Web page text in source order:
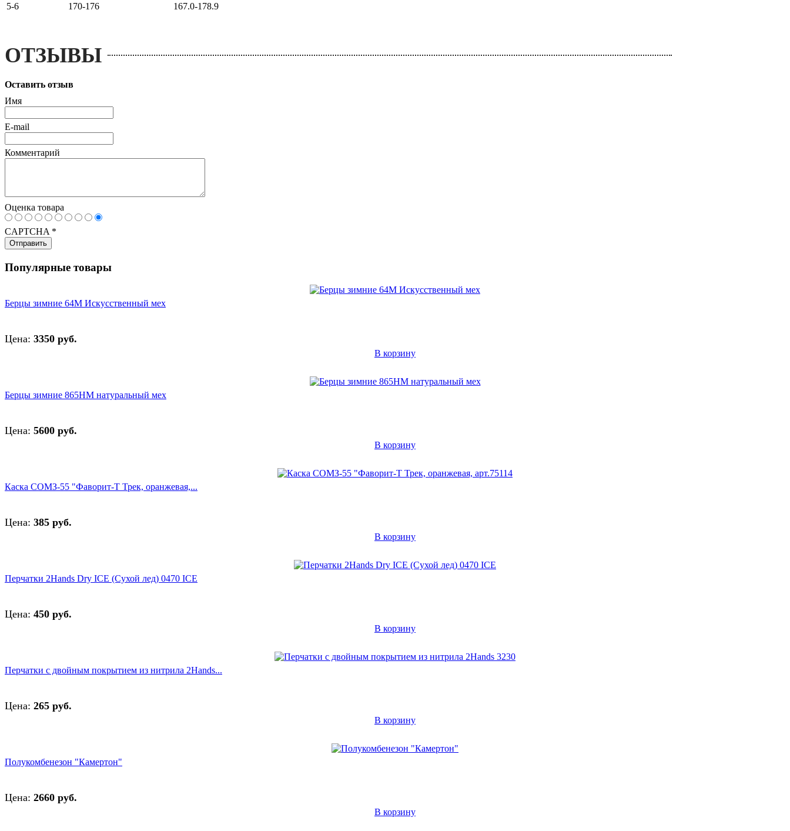
5-6
170-176 167.0-178.9
ОТЗЫВЫ
Оставить отзыв
Имя
E-mail
Комментарий
Оценка товара
CAPTCHA *
Популярные товары
Берцы зимние 64М Искусственный мех
Цена: 3350 руб.
В корзину
Берцы зимние 865НМ натуральный мех
Цена: 5600 руб.
В корзину
Каска СОМЗ-55 "Фаворит-Т Трек, оранжевая,...
Цена: 385 руб.
В корзину
Перчатки 2Hands Dry ICE (Сухой лед) 0470 ICE
Цена: 450 руб.
В корзину
Перчатки с двойным покрытием из нитрила 2Hands...
Цена: 265 руб.
В корзину
Полукомбенезон "Камертон"
Цена: 2660 руб.
В корзину